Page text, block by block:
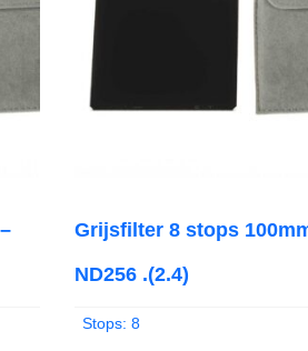
Grijsfilter 8 stops
ND256 .(2.4)
Stops: 8